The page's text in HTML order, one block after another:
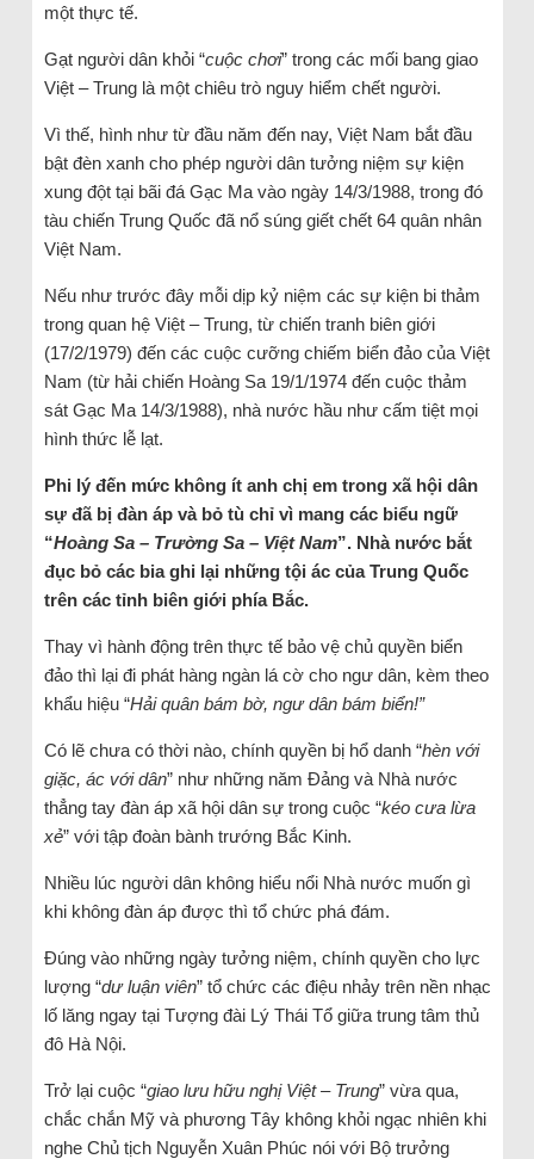
một thực tế.
Gạt người dân khỏi “cuộc chơi” trong các mối bang giao
Việt – Trung là một chiêu trò nguy hiểm chết người.
Vì thế, hình như từ đầu năm đến nay, Việt Nam bắt đầu
bật đèn xanh cho phép người dân tưởng niệm sự kiện
xung đột tại bãi đá Gạc Ma vào ngày 14/3/1988, trong đó
tàu chiến Trung Quốc đã nổ súng giết chết 64 quân nhân
Việt Nam.
Nếu như trước đây mỗi dịp kỷ niệm các sự kiện bi thảm
trong quan hệ Việt – Trung, từ chiến tranh biên giới
(17/2/1979) đến các cuộc cưỡng chiếm biển đảo của Việt
Nam (từ hải chiến Hoàng Sa 19/1/1974 đến cuộc thảm
sát Gạc Ma 14/3/1988), nhà nước hầu như cấm tiệt mọi
hình thức lễ lạt.
Phi lý đến mức không ít anh chị em trong xã hội dân
sự đã bị đàn áp và bỏ tù chỉ vì mang các biểu ngữ
“Hoàng Sa – Trường Sa – Việt Nam”. Nhà nước bắt
đục bỏ các bia ghi lại những tội ác của Trung Quốc
trên các tỉnh biên giới phía Bắc.
Thay vì hành động trên thực tế bảo vệ chủ quyền biển
đảo thì lại đi phát hàng ngàn lá cờ cho ngư dân, kèm theo
khẩu hiệu “Hải quân bám bờ, ngư dân bám biển!”
Có lẽ chưa có thời nào, chính quyền bị hổ danh “hèn với
giặc, ác với dân” như những năm Đảng và Nhà nước
thẳng tay đàn áp xã hội dân sự trong cuộc “kéo cưa lừa
xẻ” với tập đoàn bành trướng Bắc Kinh.
Nhiều lúc người dân không hiểu nổi Nhà nước muốn gì
khi không đàn áp được thì tổ chức phá đám.
Đúng vào những ngày tưởng niệm, chính quyền cho lực
lượng “dư luận viên” tổ chức các điệu nhảy trên nền nhạc
lố lăng ngay tại Tượng đài Lý Thái Tổ giữa trung tâm thủ
đô Hà Nội.
Trở lại cuộc “giao lưu hữu nghị Việt – Trung” vừa qua,
chắc chắn Mỹ và phương Tây không khỏi ngạc nhiên khi
nghe Chủ tịch Nguyễn Xuân Phúc nói với Bộ trưởng